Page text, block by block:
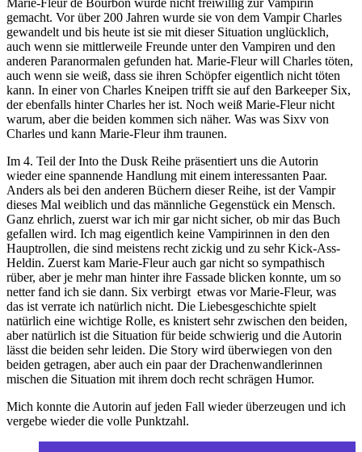
gemacht. Vor über 200 Jahren wurde sie von dem Vampir Charles
gewandelt und bis heute ist sie mit dieser Situation unglücklich,
auch wenn sie mittlerweile Freunde unter den Vampiren und den
anderen Paranormalen gefunden hat. Marie-Fleur will Charles töten,
auch wenn sie weiß, dass sie ihren Schöpfer eigentlich nicht töten
kann. In einer von Charles Kneipen trifft sie auf den Barkeeper Six,
der ebenfalls hinter Charles her ist. Noch weiß Marie-Fleur nicht
warum, aber die beiden kommen sich näher. Was was Sixv von
Charles und kann Marie-Fleur ihm traunen.
Im 4. Teil der Into the Dusk Reihe präsentiert uns die Autorin
wieder eine spannende Handlung mit einem interessanten Paar.
Anders als bei den anderen Büchern dieser Reihe, ist der Vampir
dieses Mal weiblich und das männliche Gegenstück ein Mensch.
Ganz ehrlich, zuerst war ich mir gar nicht sicher, ob mir das Buch
gefallen wird. Ich mag eigentlich keine Vampirinnen in den den
Hauptrollen, die sind meistens recht zickig und zu sehr Kick-Ass-
Heldin. Zuerst kam Marie-Fleur auch gar nicht so sympathisch
rüber, aber je mehr man hinter ihre Fassade blicken konnte, um so
netter fand ich sie dann. Six verbirgt etwas vor Marie-Fleur, was
das ist verrate ich natürlich nicht. Die Liebesgeschichte spielt
natürlich eine wichtige Rolle, es knistert sehr zwischen den beiden,
aber natürlich ist die Situation für beide schwierig und die Autorin
lässt die beiden sehr leiden. Die Story wird überwiegen von den
beiden getragen, aber auch ein paar der Drachenwandlerinnen
mischen die Situation mit ihrem doch recht schrägen Humor.
Mich konnte die Autorin auf jeden Fall wieder überzeugen und ich
vergebe wieder die volle Punktzahl.